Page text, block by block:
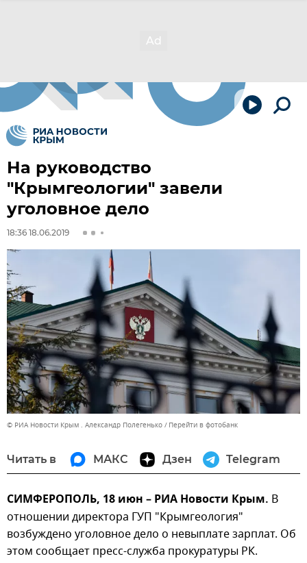
На руководство
"Крымгеологии" завели
уголовное дело
18:36 18.06.2019
© РИА Новости Крым . Александр Полегенько Перейти в фотобанк
Читать в МАКС Дзен Telegram
СИМФЕРОПОЛЬ, 18 июн – РИА Новости Крым. В
отношении директора ГУП "Крымгеология"
возбуждено уголовное дело о невыплате зарплат. Об
этом сообщает пресс-служба прокуратуры РК.